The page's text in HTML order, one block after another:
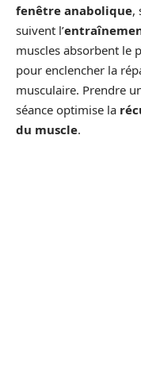
fenêtre anabolique,
suivent l’
muscles absorbent le
pour enclencher la
musculaire. Prendre
séance optimise la
du muscle.